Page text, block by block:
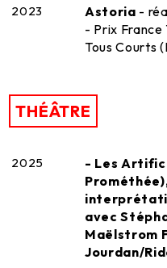
2023 Astoria -
- Prix France
Tous Courts
THÉÂTRE
2025
- Les
avec
Maëlstrom
Jourdan/